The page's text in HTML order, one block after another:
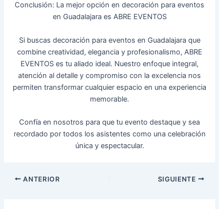
Conclusión: La mejor opción en decoración para eventos
en Guadalajara es ABRE EVENTOS
Si buscas decoración para eventos en Guadalajara que
combine creatividad, elegancia y profesionalismo, ABRE
EVENTOS es tu aliado ideal. Nuestro enfoque integral,
atención al detalle y compromiso con la excelencia nos
permiten transformar cualquier espacio en una experiencia
memorable.
Confía en nosotros para que tu evento destaque y sea
recordado por todos los asistentes como una celebración
única y espectacular.
ANTERIOR SIGUIENTE